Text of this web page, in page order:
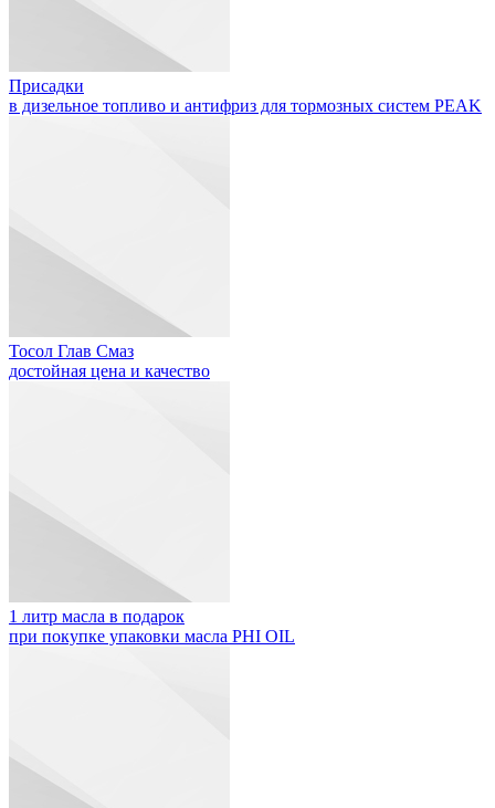
Присадки
в дизельное топливо и антифриз для тормозных систем PEAK
Тосол Глав Смаз
достойная цена и качество
1 литр масла в подарок
при покупке упаковки масла PHI OIL